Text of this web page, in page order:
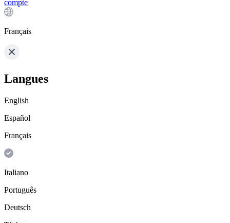
compte
Français
Langues
English
Español
Français
Italiano
Português
Deutsch